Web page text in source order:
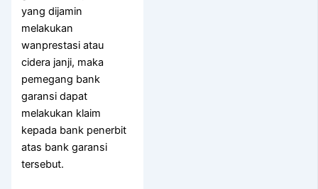
yang dijamin
melakukan
wanprestasi atau
cidera janji, maka
pemegang bank
garansi dapat
melakukan klaim
kepada bank penerbit
atas bank garansi
tersebut.